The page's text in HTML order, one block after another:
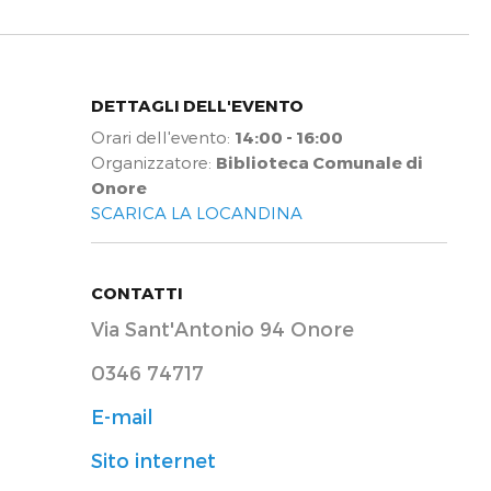
DETTAGLI DELL'EVENTO
Orari dell'evento: 14:00 - 16:00
Organizzatore: Biblioteca Comunale di
Onore
SCARICA LA LOCANDINA
CONTATTI
Via Sant'Antonio 94 Onore
0346 74717
E-mail
Sito internet